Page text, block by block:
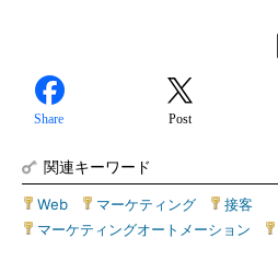
Share Post
関連キーワード
Web マーケティング 接客
マーケティングオートメーション